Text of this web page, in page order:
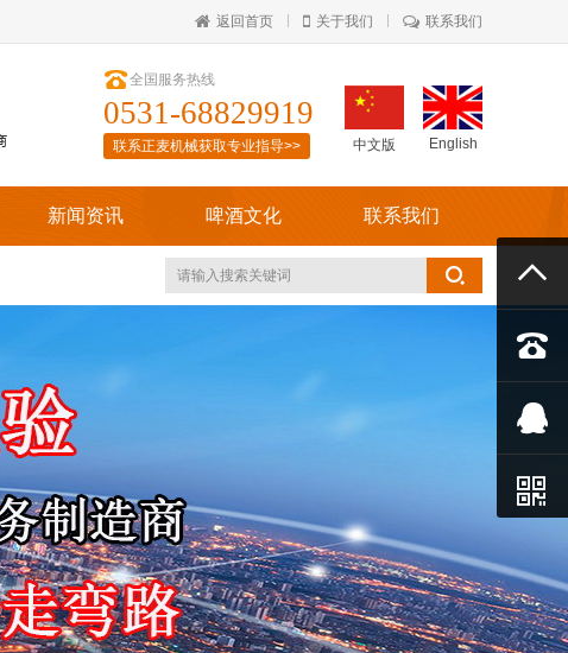
返回首页 关于我们 联系我们
中文版 English
全国服务热线
0531-68829919
联系正麦机械获取专业指导>>
新闻资讯 啤酒文化 联系我们



